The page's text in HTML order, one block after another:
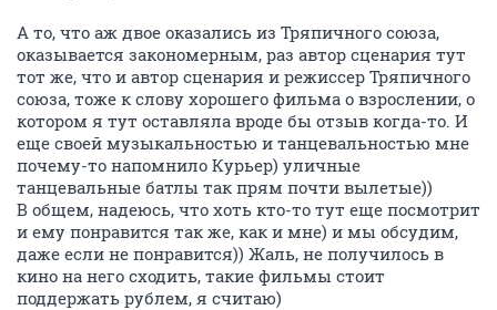
А то, что аж двое оказались из Тряпичного союза,
оказывается закономерным, раз автор сценария тут
тот же, что и автор сценария и режиссер Тряпичного
союза, тоже к слову хорошего фильма о взрослении, о
котором я тут оставляла вроде бы отзыв когда-то. И
еще своей музыкальностью и танцевальностью мне
почему-то напомнило Курьер) уличные
танцевальные батлы так прям почти вылетые))
В общем, надеюсь, что хоть кто-то тут еще посмотрит
и ему понравится так же, как и мне) и мы обсудим,
даже если не понравится)) Жаль, не получилось в
кино на него сходить, такие фильмы стоит
поддержать рублем, я считаю)